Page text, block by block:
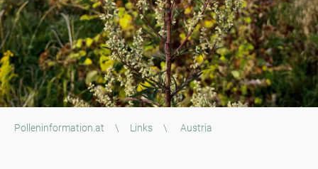
Polleninformation.at \ Links \ Austria